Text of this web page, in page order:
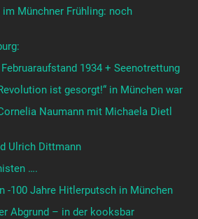
Münchner Frühling: noch
1934 + Seenotrettung
ist gesorgt!“ in München war
Naumann mit Michaela Dietl
Ulrich Dittmann
….
-100 Jahre Hitlerputsch in München
Abgrund – in der kooksbar